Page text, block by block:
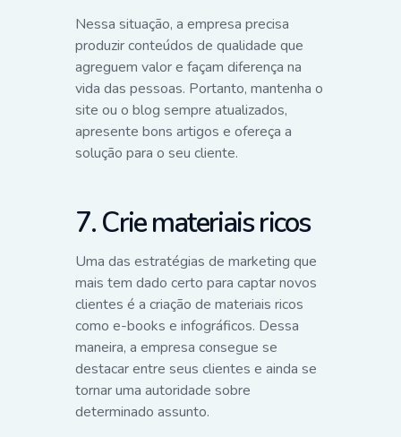
Nessa situação, a empresa precisa
produzir conteúdos de qualidade que
agreguem valor e façam diferença na
vida das pessoas. Portanto, mantenha o
site ou o blog sempre atualizados,
apresente bons artigos e ofereça a
solução para o seu cliente.
7. Crie materiais ricos
Uma das estratégias de marketing que
mais tem dado certo para captar novos
clientes é a criação de materiais ricos
como e-books e infográficos. Dessa
maneira, a empresa consegue se
destacar entre seus clientes e ainda se
tornar uma autoridade sobre
determinado assunto.